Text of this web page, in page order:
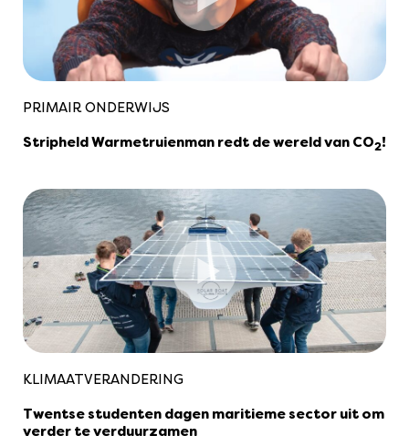
PRIMAIR ONDERWIJS
Stripheld Warmetruienman redt de wereld van CO2!
KLIMAATVERANDERING
Twentse studenten dagen maritieme sector uit om
verder te verduurzamen